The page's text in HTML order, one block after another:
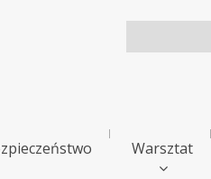
Warsztat